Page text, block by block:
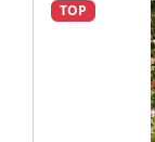
TOP